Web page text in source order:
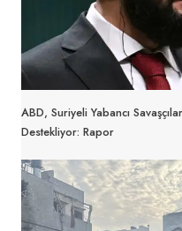
ABD, Suriyeli Yabancı
Destekliyor: Rapor